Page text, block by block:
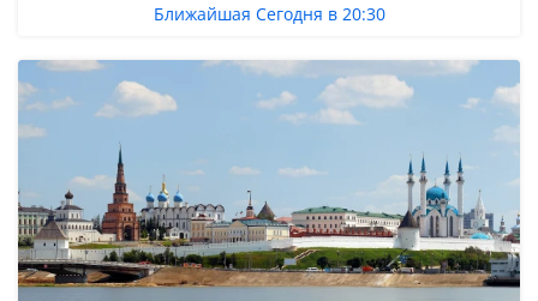
Ближайшая Сегодня в 20:30